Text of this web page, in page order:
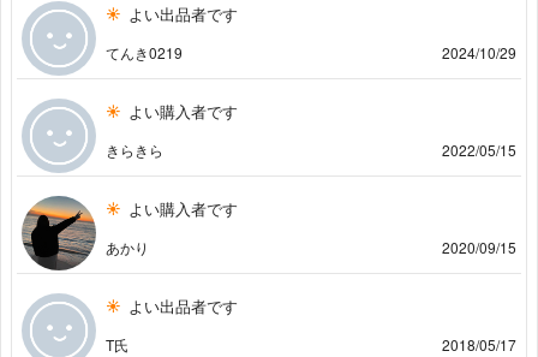
よい出品者です
てんき0219 2024/10/29
よい購入者です
きらきら 2022/05/15
よい購入者です
あかり 2020/09/15
よい出品者です
T氏 2018/05/17